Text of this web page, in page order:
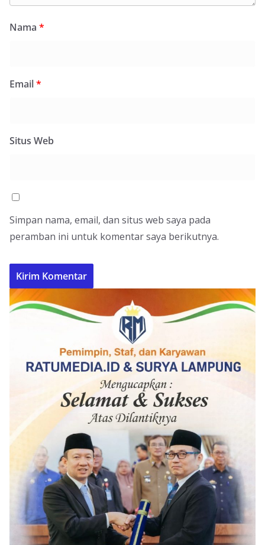
Nama *
Email*
Situs Web
Simpan nama, email, dan situs web saya pada
peramban ini untuk komentar saya berikutnya.